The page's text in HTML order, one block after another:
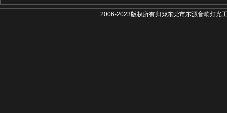
2006-2023版权所有归@东莞市东源音响灯光